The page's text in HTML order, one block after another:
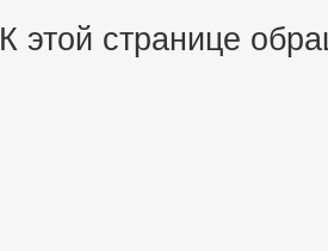
К этой странице